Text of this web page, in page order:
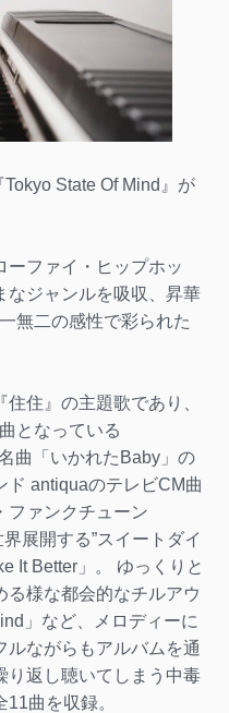
State Of Mind』が
ファイ・ヒップホッ
なジャンルを吸収、昇華
無二の感性で彩られた
住』の主題歌であり、
となっている
曲「いかれたBaby」の
ド antiquaのテレビCM曲
ファンクチューン
展開する”スイートダイ
It Better」。 ゆっくりと
る様な都会的なチルアウ
」など、メロディーに
ルながらもアルバムを通
り返し聴いてしまう中毒
曲を収録。